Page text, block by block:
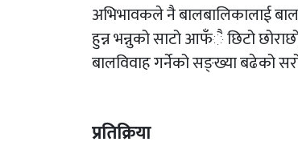
अभिभावकले नै बालबालिकालाई
हुन्न भन्नुको साटो आफँै छिटो
बालविवाह गर्नेको सङ्ख्या बढेको
प्रतिक्रिया